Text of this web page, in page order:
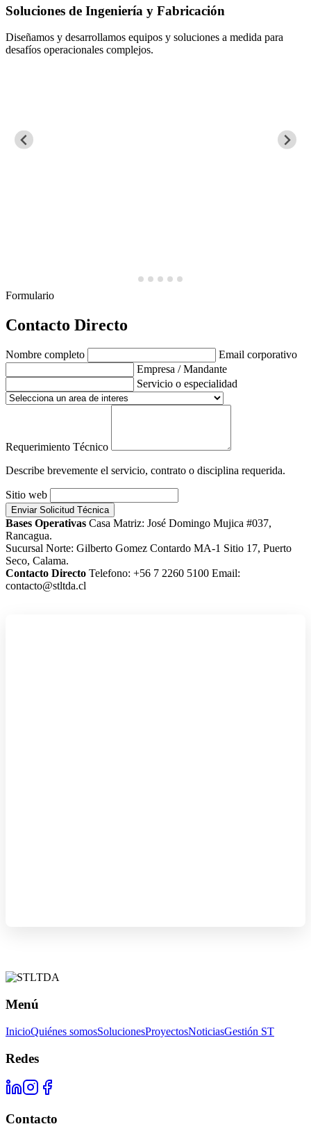
Soluciones de Ingeniería y Fabricación
Diseñamos y desarrollamos equipos y soluciones a medida para
desafíos operacionales complejos.
Formulario
Contacto Directo
Nombre completo
Email corporativo
Empresa / Mandante
Servicio o especialidad
Requerimiento Técnico
Describe brevemente el servicio, contrato o disciplina requerida.
Sitio web
Enviar Solicitud Técnica
Bases Operativas Casa Matriz: José Domingo Mujica #037,
Rancagua.
Sucursal Norte: Gilberto Gomez Contardo MA-1 Sitio 17, Puerto
Seco, Calama.
Contacto Directo Telefono: +56 7 2260 5100 Email:
contacto@stltda.cl
Menú
InicioQuiénes somosSolucionesProyectosNoticiasGestión ST
Redes
Contacto